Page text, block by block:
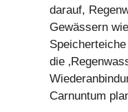
darauf,
Gewässern
die
Carnuntum